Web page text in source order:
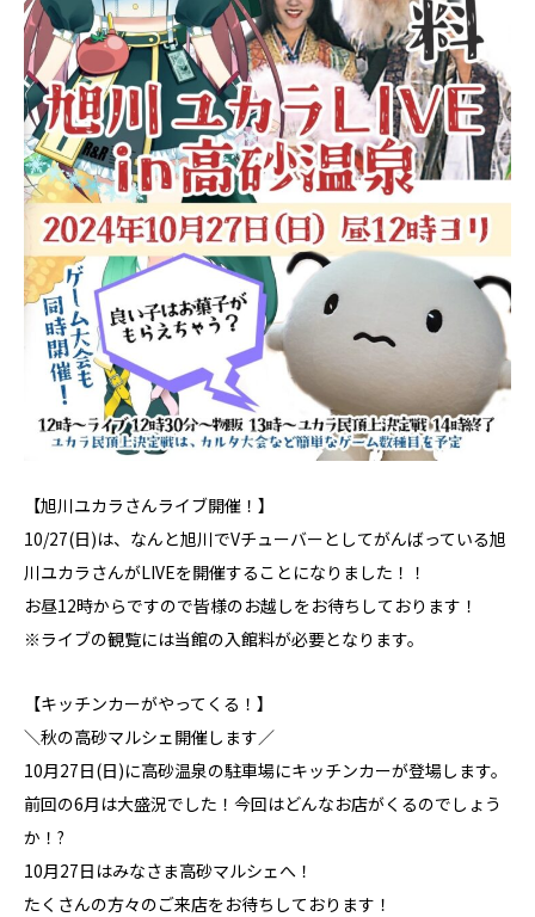
【旭川ユカラさんライブ開催！】
10/27(日)は、なんと旭川でVチューバーとしてがんばっている旭
川ユカラさんがLIVEを開催することになりました！！
お昼12時からですので皆様のお越しをお待ちしております！
※ライブの観覧には当館の入館料が必要となります。
【キッチンカーがやってくる！】
＼秋の高砂マルシェ開催します／
10月27日(日)に高砂温泉の駐車場にキッチンカーが登場します。
前回の6月は大盛況でした！今回はどんなお店がくるのでしょう
か！?
10月27日はみなさま高砂マルシェへ！
たくさんの方々のご来店をお待ちしております！